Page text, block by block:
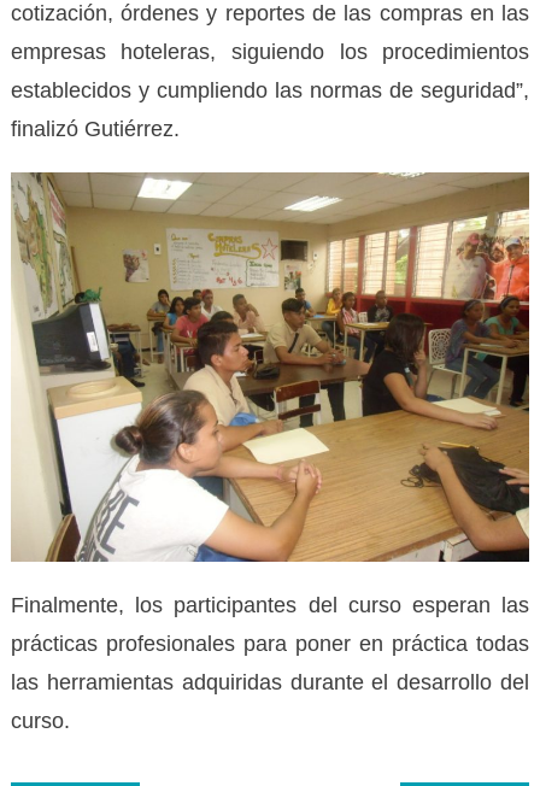
cotización, órdenes y reportes de las compras en las
empresas hoteleras, siguiendo los procedimientos
establecidos y cumpliendo las normas de seguridad”,
finalizó Gutiérrez.
Finalmente, los participantes del curso esperan las
prácticas profesionales para poner en práctica todas
las herramientas adquiridas durante el desarrollo del
curso.